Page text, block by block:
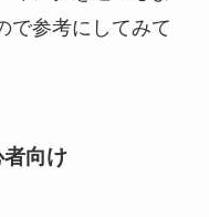
で参考にしてみて
向け